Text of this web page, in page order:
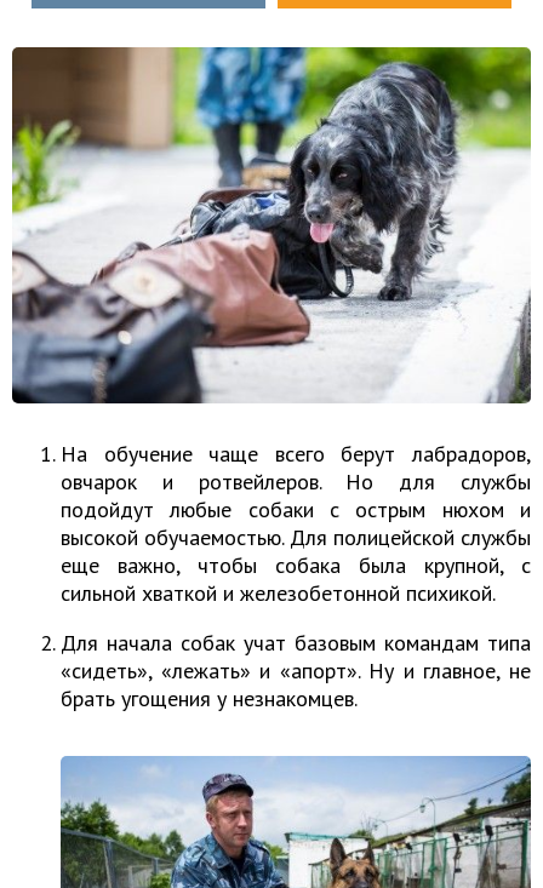
На обучение чаще всего берут лабрадоров,
овчарок и ротвейлеров. Но для службы
подойдут любые собаки с острым нюхом и
высокой обучаемостью. Для полицейской службы
еще важно, чтобы собака была крупной, с
сильной хваткой и железобетонной психикой.
Для начала собак учат базовым командам типа
«сидеть», «лежать» и «апорт». Ну и главное, не
брать угощения у незнакомцев.